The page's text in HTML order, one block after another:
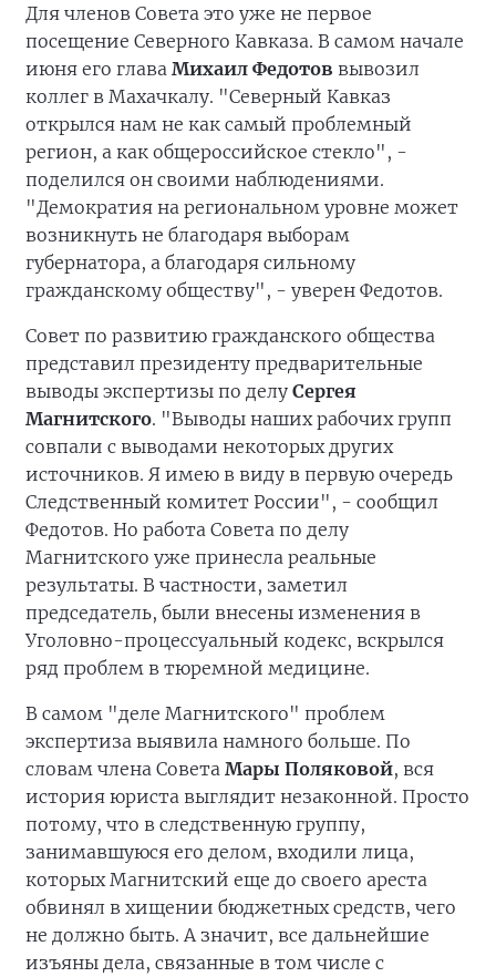
Для членов Совета это уже не первое
посещение Северного Кавказа. В самом начале
июня его глава Михаил Федотов вывозил
коллег в Махачкалу. "Северный Кавказ
открылся нам не как самый проблемный
регион, а как общероссийское стекло", -
поделился он своими наблюдениями.
"Демократия на региональном уровне может
возникнуть не благодаря выборам
губернатора, а благодаря сильному
гражданскому обществу", - уверен Федотов.
Совет по развитию гражданского общества
представил президенту предварительные
выводы экспертизы по делу Сергея
Магнитского. "Выводы наших рабочих групп
совпали с выводами некоторых других
источников. Я имею в виду в первую очередь
Следственный комитет России", - сообщил
Федотов. Но работа Совета по делу
Магнитского уже принесла реальные
результаты. В частности, заметил
председатель, были внесены изменения в
Уголовно-процессуальный кодекс, вскрылся
ряд проблем в тюремной медицине.
В самом "деле Магнитского" проблем
экспертиза выявила намного больше. По
словам члена Совета Мары Поляковой, вся
история юриста выглядит незаконной. Просто
потому, что в следственную группу,
занимавшуюся его делом, входили лица,
которых Магнитский еще до своего ареста
обвинял в хищении бюджетных средств, чего
не должно быть. А значит, все дальнейшие
изъяны дела, связанные в том числе с